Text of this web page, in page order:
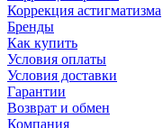
Коррекция астигматизма
Бренды
Как купить
Условия оплаты
Условия доставки
Гарантии
Возврат и обмен
Компания